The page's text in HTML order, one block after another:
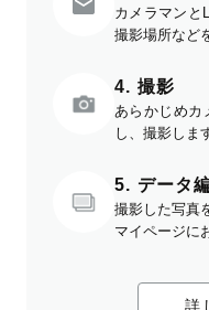
カメラマンと
撮影場所など
4. 撮影
あらかじめカ
し、撮影しま
5. データ
撮影した写真
マイページに
詳